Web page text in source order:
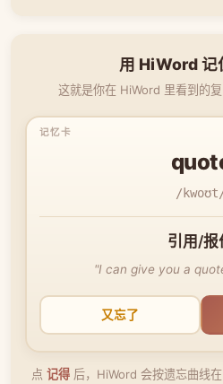
用 HiWord 记
这就是你在 HiWord 里看到的
/
引用/报
"I can give you a
又忘了
点 记得后，HiWord 会按遗忘曲线在